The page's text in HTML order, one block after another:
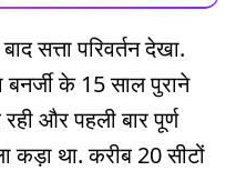
सत्ता परिवर्तन देखा.
बनर्जी के 15 साल पुराने
और पहली बार पूर्ण
कड़ा था. करीब 20 सीटों